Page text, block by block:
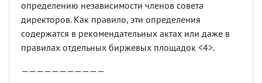
определению независимости членов совета
директоров. Как правило, эти определения
содержатся в рекомендательных актах или даже в
правилах отдельных биржевых площадок <4>.
———————————